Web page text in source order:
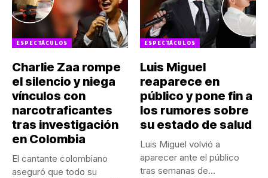
ESPECTÁCULOS
Charlie Zaa rompe
el silencio y niega
vínculos con
narcotraficantes
tras investigación
en Colombia
El cantante colombiano
aseguró que todo su
ESPECTÁCULOS
Luis Miguel
reaparece en
público y pone fin a
los rumores sobre
su estado de salud
Luis Miguel volvió a
aparecer ante el público
tras semanas de